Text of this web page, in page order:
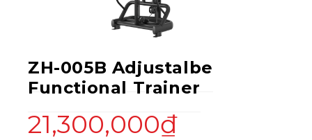
ZH-005B Adjustalbe
Functional Trainer
21,300,000₫